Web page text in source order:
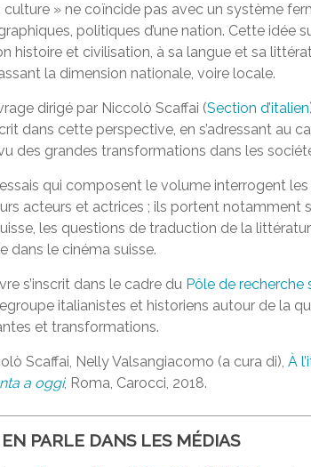
culture » ne coïncide pas avec un système
politiques d’une nation. Cette idée
histoire et civilisation, à sa langue et sa
la dimension nationale, voire locale.
dirigé par Niccolò Scaffai (Section d’italien
dans cette perspective, en s’adressant au
des grandes transformations dans les
qui composent le volume interrogent
acteurs et actrices ; ils portent notamment
les questions de traduction de la
dans le cinéma suisse.
s’inscrit dans le cadre du Pôle de recherche
italianistes et historiens autour de la
et transformations.
Scaffai, Nelly Valsangiacomo (a cura di), À
a oggi, Roma, Carocci, 2018.
PARLE DANS LES MÉDIAS